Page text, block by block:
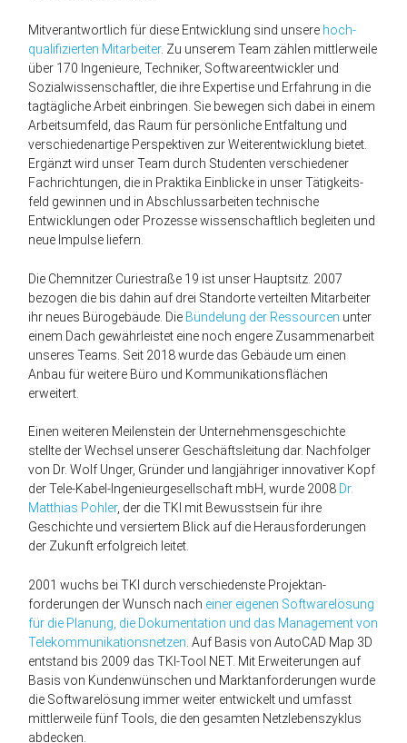
Mit­ver­antwortlich für diese Ent­wicklung sind unsere hoch­
qualifizierten Mitarbeiter. Zu unserem Team zählen mittlerweile
über 170 Ingenieure, Techniker, Software­entwickler und
Sozialwissenschaftler, die ihre Expertise und Erfahrung in die
tagtägliche Arbeit einbringen. Sie bewegen sich dabei in einem
Arbeits­umfeld, das Raum für persönliche Entfaltung und
verschiedenartige Perspektiven zur Weiterentwicklung bietet.
Ergänzt wird unser Team durch Studenten verschiedener
Fachrichtungen, die in Praktika Einblicke in unser Tätigkeits­
feld gewinnen und in Abschlussarbeiten technische
Entwicklungen oder Prozesse wissenschaftlich begleiten und
neue Impulse liefern.
Die Chemnitzer Curiestraße 19 ist unser Hauptsitz. 2007
bezogen die bis dahin auf drei Standorte verteilten Mit­arbeiter
ihr neues Bürogebäude. Die Bündelung der Ressourcen unter
einem Dach gewährleistet eine noch engere Zusammen­arbeit
unseres Teams. Seit 2018 wurde das Gebäude um einen
Anbau für weitere Büro und Kommunikations­flächen
erweitert.
Einen weiteren Meilen­stein der Unternehmens­geschichte
stellte der Wechsel unserer Geschäfts­leitung dar. Nachfolger
von Dr. Wolf Unger, Gründer und lang­jähriger innovativer Kopf
der Tele-Kabel-Ingenieur­gesellschaft mbH, wurde 2008 Dr.
Matthias Pohler, der die TKI mit Bewuss­tsein für ihre
Geschichte und versiertem Blick auf die Heraus­forderungen
der Zukunft erfolg­reich leitet.
2001 wuchs bei TKI durch verschiedenste Projekt­an­
forderungen der Wunsch nach einer eigenen Software­lösung
für die Planung, die Doku­mentation und das Management von
Tele­kommunikations­netzen . Auf Basis von AutoCAD Map 3D
entstand bis 2009 das TKI-Tool NET. Mit Erweiterungen auf
Basis von Kunden­wünschen und Markt­anforderungen wurde
die Software­lösung immer weiter entwickelt und umfasst
mittlerweile fünf Tools, die den gesamten Netzlebens­zyklus
abdecken.